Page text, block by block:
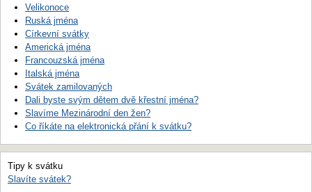
Velikonoce
Ruská jména
Církevní svátky
Americká jména
Francouzská jména
Italská jména
Svátek zamilovaných
Dali byste svým dětem dvě křestní jména?
Slavíme Mezinárodní den žen?
Co říkáte na elektronická přání k svátku?
Tipy k svátku
Slavíte svátek?